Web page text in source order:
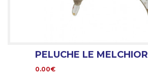
PELUCHE LE MELCHIOR
0.00€